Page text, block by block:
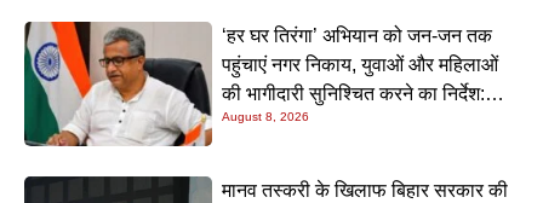
‘हर घर तिरंगा’ अभियान को जन-जन तक
पहुंचाएं नगर निकाय, युवाओं और महिलाओं
की भागीदारी सुनिश्चित करने का निर्देश:
नीतीश मिश्रा
August 8, 2026
मानव तस्करी के खिलाफ बिहार सरकार की